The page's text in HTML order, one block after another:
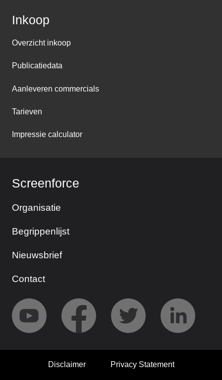
Inkoop
Overzicht inkoop
Publicatiedata
Aanleveren commercials
Tarieven
Impressie calculator
Screenforce
Organisatie
Begrippenlijst
Nieuwsbrief
Contact
Disclaimer Privacy Statement